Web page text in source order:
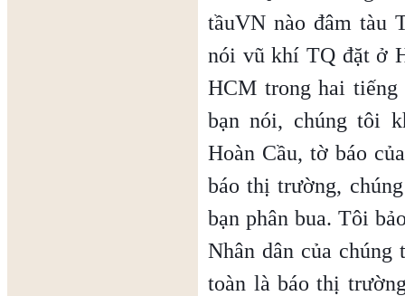
tầuVN nào đâm tàu
nói vũ khí TQ đặt ở
HCM trong hai tiếng
bạn nói, chúng tôi
Hoàn Cầu, tờ báo
báo thị trường,
bạn phân bua. Tôi
Nhân dân của
toàn là báo thị